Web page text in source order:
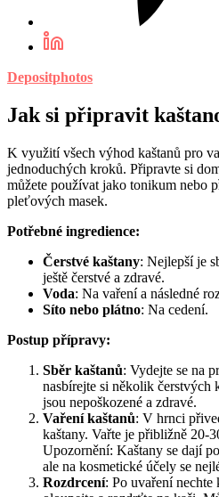
Depositphotos
Jak si připravit
K využití všech výhod kaštanů pro
jednoduchých kroků. Připravte si
můžete používat jako tonikum nebo
pleťových masek.
Potřebné ingredience:
Čerstvé kaštany: Nejlepší je
ještě čerstvé a zdravé.
Voda: Na vaření a následné
Síto nebo plátno: Na cedení.
Postup přípravy:
Sběr kaštanů: Vydejte se na
nasbírejte si několik čerstvých
jsou nepoškozené a zdravé.
Vaření kaštanů: V hrnci
kaštany. Vařte je přibližně 20-
Upozornění: Kaštany se dají
ale na kosmetické účely se
Rozdrcení: Po uvaření nechte